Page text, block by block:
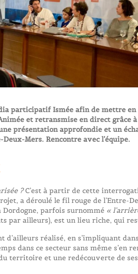
participatif Ismée afin de mettre
et retransmise en direct grâce
présentation approfondie et un
Mers. Rencontre avec l’équipe.
?C’est à partir de cette
a déroulé le fil rouge de l’Entre-
parfois surnommé «
par ailleurs), est un lieu riche, qui
d’ailleurs réalisé, en s’impliquant
dans ce secteur sans même s’en
territoire et une redécouverte de